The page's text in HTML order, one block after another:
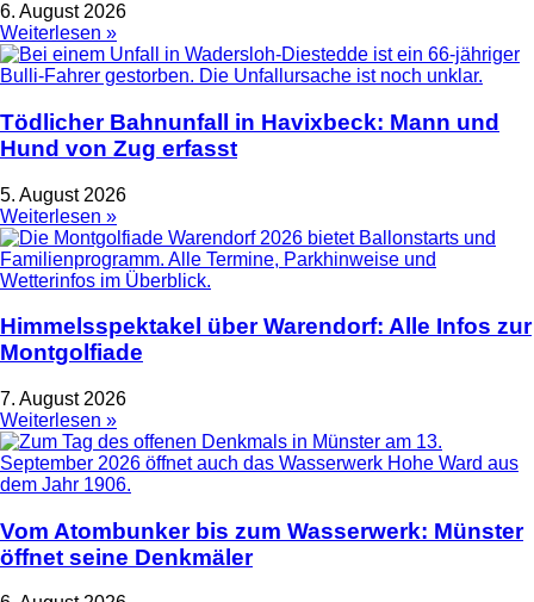
6. August 2026
Weiterlesen »
Tödlicher Bahnunfall in Havixbeck: Mann und
Hund von Zug erfasst
5. August 2026
Weiterlesen »
Himmelsspektakel über Warendorf: Alle Infos zur
Montgolfiade
7. August 2026
Weiterlesen »
Vom Atombunker bis zum Wasserwerk: Münster
öffnet seine Denkmäler